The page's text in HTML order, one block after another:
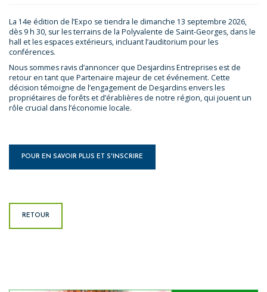
La 14e édition de l’Expo se tiendra le dimanche 13 septembre 2026,
dès 9 h 30, sur les terrains de la Polyvalente de Saint-Georges, dans le
hall et les espaces extérieurs, incluant l’auditorium pour les
conférences.
Nous sommes ravis d’annoncer que Desjardins Entreprises est de
retour en tant que Partenaire majeur de cet événement. Cette
décision témoigne de l’engagement de Desjardins envers les
propriétaires de forêts et d’érablières de notre région, qui jouent un
rôle crucial dans l’économie locale.
POUR EN SAVOIR PLUS ET S'INSCRIRE
RETOUR